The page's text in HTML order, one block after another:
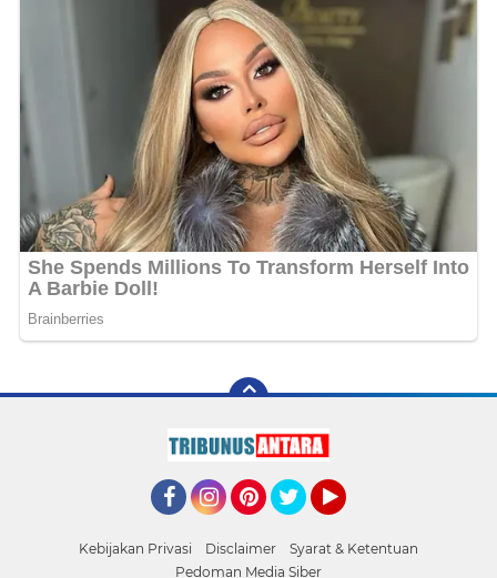
Kebijakan Privasi Disclaimer
Syarat & Ketentuan
Pedoman Media Siber